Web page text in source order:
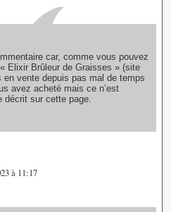
car, comme vous pouvez
Elixir Brûleur de Graisses » (site
en vente depuis pas mal de temps
avez acheté mais ce n’est
décrit sur cette page.
à 11:17